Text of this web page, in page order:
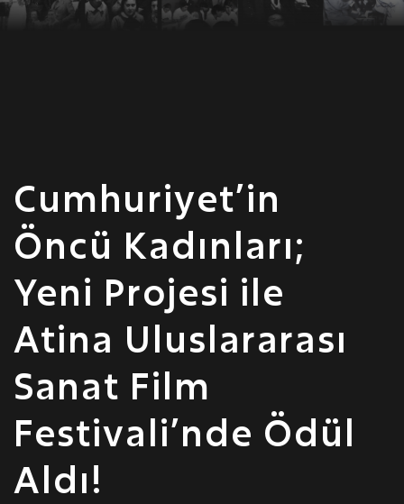
Cumhuriyet’in
Öncü Kadınları;
Yeni Projesi ile
Atina Uluslararası
Sanat Film
Festivali’nde Ödül
Aldı!